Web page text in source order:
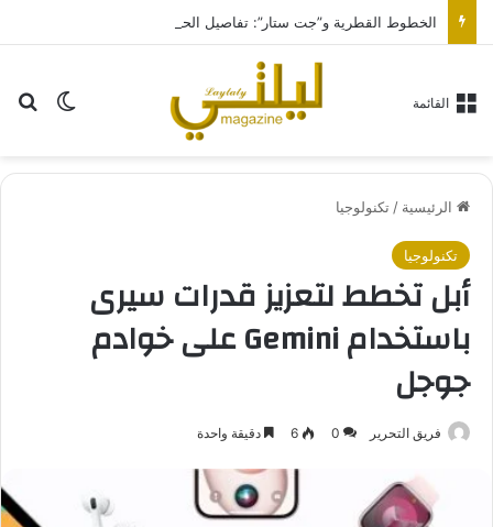
الوضع القائمة
الرئيسية /تكنولوجيا
تكنولوجيا
أبل تخطط لتعزيز قدرات سيرى
باستخدام Gemini على خوادم
جوجل
فريق التحرير 0
6 دقيقة واحدة